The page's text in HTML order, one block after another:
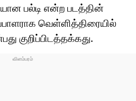
பல்டி என்ற படத்தின்
வெள்ளித்திரையில்
குறிப்பிடத்தக்கது.